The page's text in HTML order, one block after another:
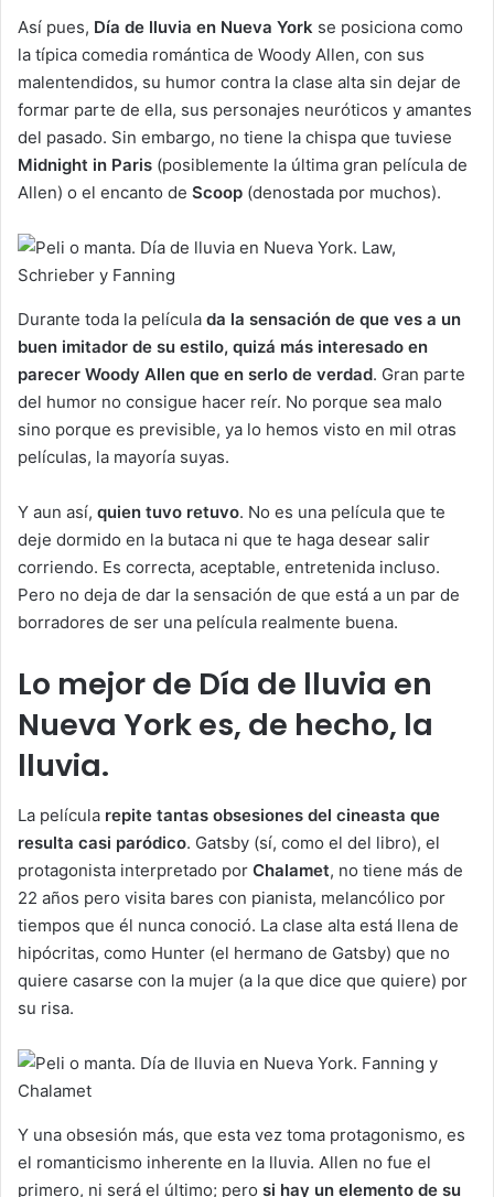
Así pues, Día de lluvia en Nueva York se posiciona como
la típica comedia romántica de Woody Allen, con sus
malentendidos, su humor contra la clase alta sin dejar de
formar parte de ella, sus personajes neuróticos y amantes
del pasado. Sin embargo, no tiene la chispa que tuviese
Midnight in Paris (posiblemente la última gran película de
Allen) o el encanto de Scoop (denostada por muchos).
Durante toda la película da la sensación de que ves a un
buen imitador de su estilo, quizá más interesado en
parecer Woody Allen que en serlo de verdad. Gran parte
del humor no consigue hacer reír. No porque sea malo
sino porque es previsible, ya lo hemos visto en mil otras
películas, la mayoría suyas.
Y aun así, quien tuvo retuvo. No es una película que te
deje dormido en la butaca ni que te haga desear salir
corriendo. Es correcta, aceptable, entretenida incluso.
Pero no deja de dar la sensación de que está a un par de
borradores de ser una película realmente buena.
Lo mejor de Día de lluvia en
Nueva York es, de hecho, la
lluvia.
La película repite tantas obsesiones del cineasta que
resulta casi paródico. Gatsby (sí, como el del libro), el
protagonista interpretado por Chalamet, no tiene más de
22 años pero visita bares con pianista, melancólico por
tiempos que él nunca conoció. La clase alta está llena de
hipócritas, como Hunter (el hermano de Gatsby) que no
quiere casarse con la mujer (a la que dice que quiere) por
su risa.
Y una obsesión más, que esta vez toma protagonismo, es
el romanticismo inherente en la lluvia. Allen no fue el
primero, ni será el último; pero si hay un elemento de su